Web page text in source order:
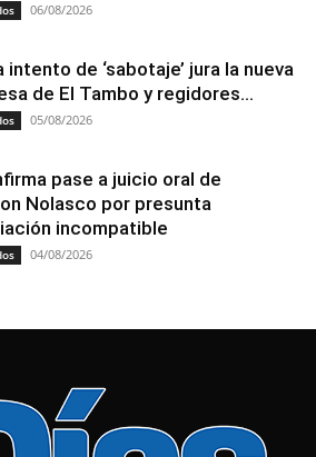
06/08/2026
intento de ‘sabotaje’ jura la nueva
de El Tambo y regidores...
05/08/2026
pase a juicio oral de
Nolasco por presunta
incompatible
04/08/2026